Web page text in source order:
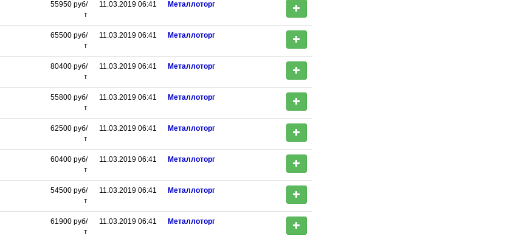
55950 руб/
т
11.03.2019 06:41 Металлоторг
65500 руб/
т
11.03.2019 06:41 Металлоторг
80400 руб/
т
11.03.2019 06:41 Металлоторг
55800 руб/
т
11.03.2019 06:41 Металлоторг
62500 руб/
т
11.03.2019 06:41 Металлоторг
60400 руб/
т
11.03.2019 06:41 Металлоторг
54500 руб/
т
11.03.2019 06:41 Металлоторг
61900 руб/
т
11.03.2019 06:41 Металлоторг